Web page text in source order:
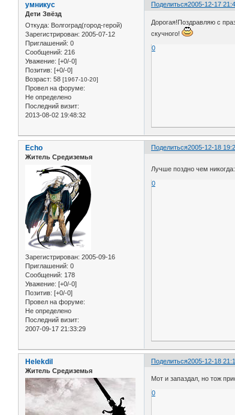
Поделиться2005-12-17
умникус
Дети Звёзд
Откуда: Волгоград(город-герой)
Зарегистрирован: 2005-07-12
Приглашений: 0
Сообщений: 216
Уважение: [+0/-0]
Позитив: [+0/-0]
Возраст: 58 [1967-10-20]
Провел на форуме:
Не определено
Последний визит:
2013-08-02 19:48:32
Дорогая!Поздравляю с
скучного!
0
Поделиться2005-12-18
Echo
Житель Средиземья
Зарегистрирован: 2005-09-16
Приглашений: 0
Сообщений: 178
Уважение: [+0/-0]
Позитив: [+0/-0]
Провел на форуме:
Не определено
Последний визит:
2007-09-17 21:33:29
Лучше поздно чем
0
Поделиться2005-12-18
Helekdil
Житель Средиземья
Мот и запаздал, но тож
0